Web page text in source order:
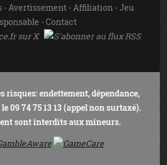
-Avertissement-Affiliation-Jeu
-Contact
risques: endettement, dépendance,
09 74 75 13 13 (appel non surtaxé).
sont interdits aux mineurs.